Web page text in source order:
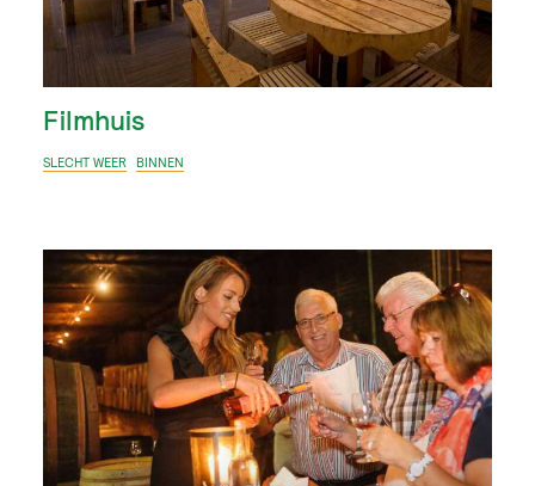
Filmhuis
SLECHT WEER BINNEN